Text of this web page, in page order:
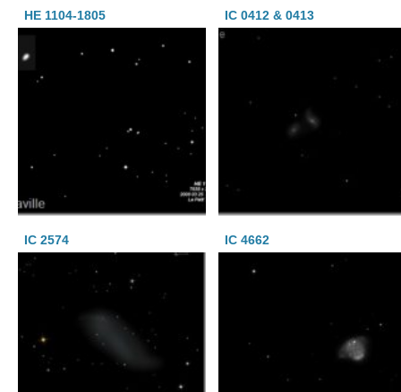
HE 1104-1805 IC 0412 & 0413
IC 2574 IC 4662